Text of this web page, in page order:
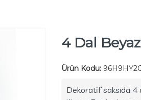
4 Dal
Ürün Kodu:
Dekoratif saksıda